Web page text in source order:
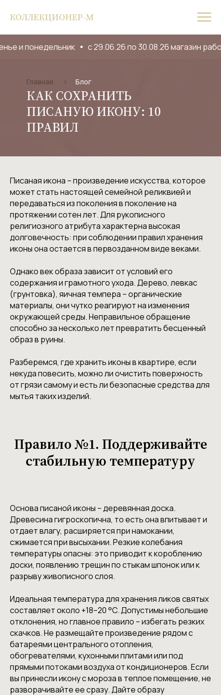
КОЛЛЕКЦИОНЕР-М
с 29.06.26 по 30.08.26 магазин
КАК СОХРАНИТЬ
ПИСАНУЮ ИКОНУ: 10
ПРАВИЛ
>
Главная Блог
Писаная икона – произведение искусства, которое
может стать настоящей семейной реликвией и
передаваться из поколения в поколение на
протяжении сотен лет. Для рукописного
религиозного атрибута характерна высокая
долговечность: при соблюдении правил хранения
иконы она остается в первозданном виде веками.
Однако век образа зависит от условий его
содержания и грамотного ухода. Дерево, левкас
(грунтовка), яичная темпера – органические
материалы, они чутко реагируют на изменения
окружающей среды. Неправильное обращение
способно за несколько лет превратить бесценный
образ в руины.
Разберемся, где хранить иконы в квартире, если
некуда повесить, можно ли очистить поверхность
от грязи самому и есть ли безопасные средства для
мытья таких изделий.
Правило №1. Поддерживайте
стабильную температуру
Основа писаной иконы – деревянная доска.
Древесина гигроскопична, то есть она впитывает и
отдает влагу, расширяется при намокании,
сжимается при высыхании. Резкие колебания
температуры опасны: это приводит к короблению
доски, появлению трещин по стыкам шпонок или к
разрыву живописного слоя.
Идеальная температура для хранения ликов святых
составляет около +18–20 °C. Допустимы небольшие
отклонения, но главное правило – избегать резких
скачков. Не размещайте произведение рядом с
батареями центрального отопления,
обогревателями, кухонными плитами или под
прямыми потоками воздуха от кондиционеров. Если
вы принесли икону с мороза в теплое помещение, не
разворачивайте ее сразу. Дайте образу